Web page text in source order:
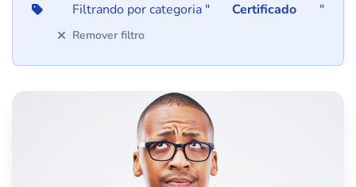
Filtrando por categoria " Certificado "
Remover filtro